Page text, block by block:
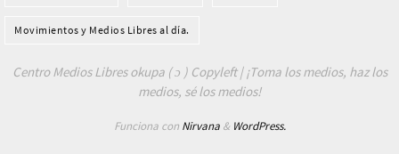
Movimientos y Medios Libres al día.
Centro Medios Libres okupa ( ɔ ) Copyleft | ¡Toma los medios, haz los
medios, sé los medios!
Funciona con Nirvana& WordPress.